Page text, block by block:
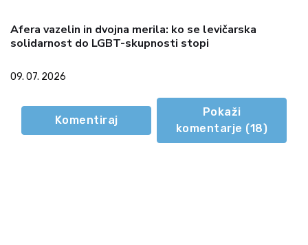
Afera vazelin in dvojna merila: ko se levičarska
solidarnost do LGBT-skupnosti stopi
09. 07. 2026
Komentiraj
Pokaži
komentarje (18)